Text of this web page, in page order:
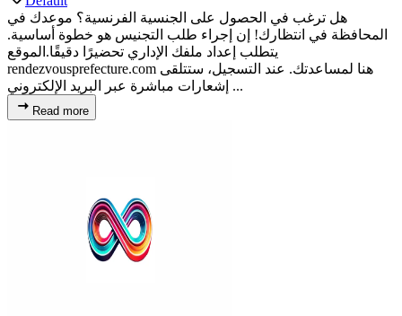
هل ترغب في الحصول على الجنسية الفرنسية؟ موعدك في
المحافظة في انتظارك! إن إجراء طلب التجنيس هو خطوة أساسية.
يتطلب إعداد ملفك الإداري تحضيرًا دقيقًا.الموقع
rendezvousprefecture.com هنا لمساعدتك. عند التسجيل، ستتلقى
إشعارات مباشرة عبر البريد الإلكتروني ...
Read more